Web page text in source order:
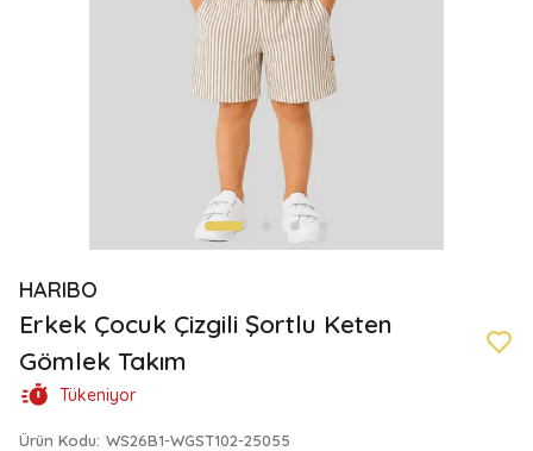
HARIBO
Erkek Çocuk Çizgili Şortlu Keten
Gömlek Takım
Tükeniyor
Ürün Kodu: WS26B1-WGST102-25055